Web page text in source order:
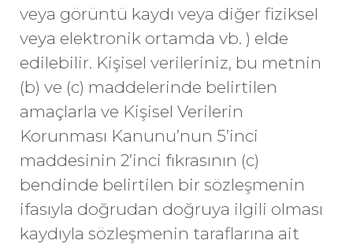
veya görüntü kaydı veya diğer fiziksel
veya elektronik ortamda vb. ) elde
edilebilir. Kişisel verileriniz, bu metnin
(b) ve (c) maddelerinde belirtilen
amaçlarla ve Kişisel Verilerin
Korunması Kanunu’nun 5’inci
maddesinin 2’inci fıkrasının (c)
bendinde belirtilen bir sözleşmenin
ifasıyla doğrudan doğruya ilgili olması
kaydıyla sözleşmenin taraflarına ait